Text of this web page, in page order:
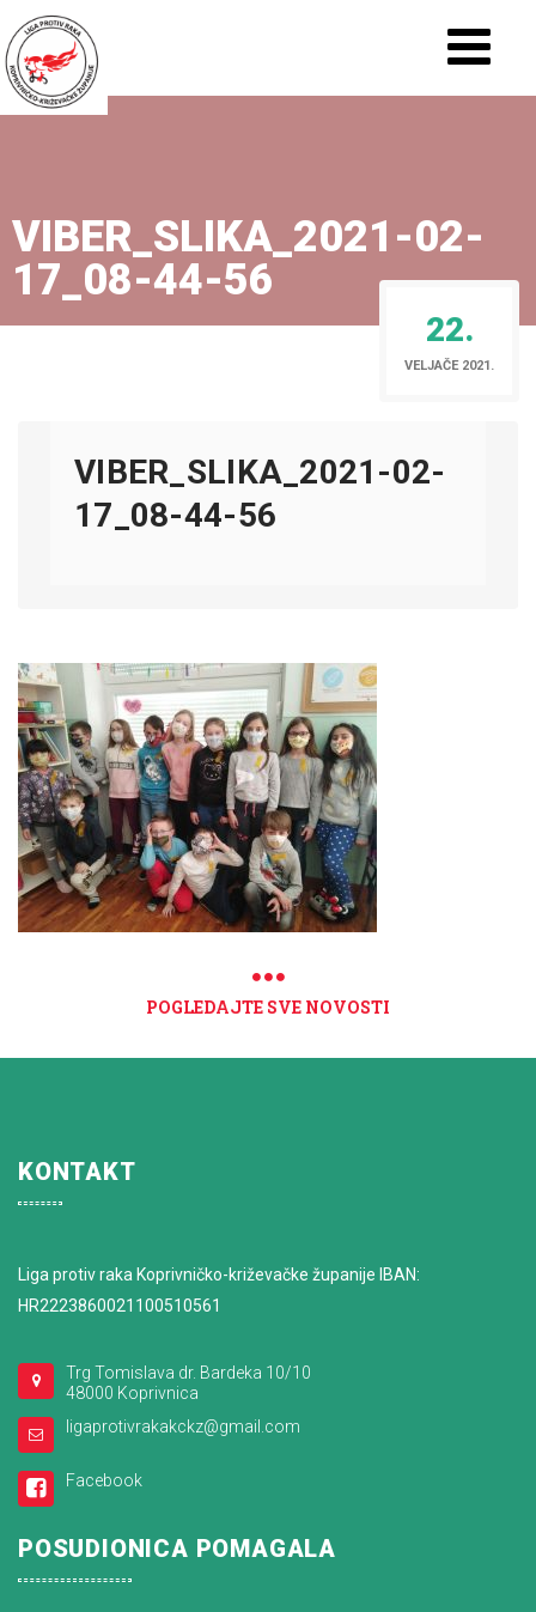
VIBER_SLIKA_2021-02-
17_08-44-56
22.
VELJAČE 2021.
VIBER_SLIKA_2021-02-
17_08-44-56
POGLEDAJTE SVE NOVOSTI
KONTAKT
Liga protiv raka Koprivničko-križevačke županije IBAN:
HR2223860021100510561
Trg Tomislava dr. Bardeka 10/10
48000 Koprivnica
ligaprotivrakakckz@gmail.com
Facebook
POSUDIONICA POMAGALA